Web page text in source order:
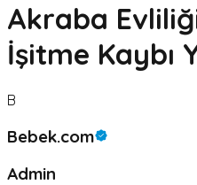
Akraba
İşitme Kaybı
B
Bebek.com
Admin